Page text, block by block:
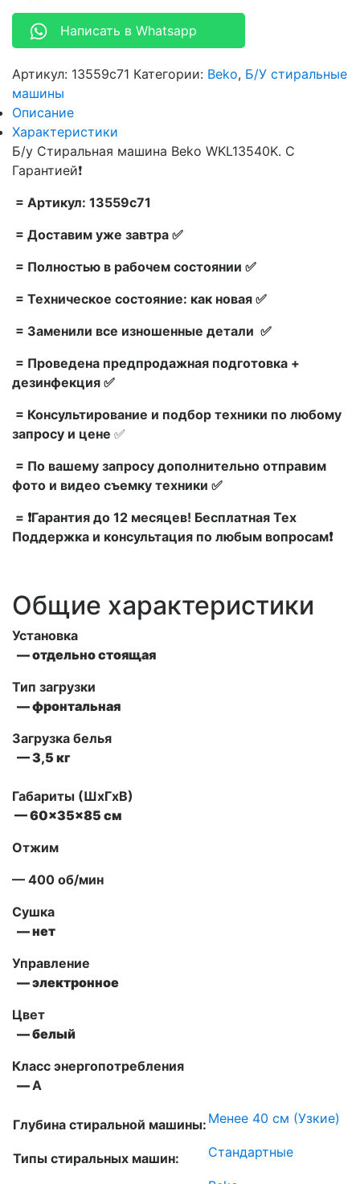
Написать в Whatsapp
Артикул: 13559c71 Категории: Beko, Б/У стиральные
машины
Описание
Характеристики
Б/у Стиральная машина Beko WKL13540K. С
Гарантией❗
= Артикул: 13559c71
= Доставим уже завтра ✅
= Полностью в рабочем состоянии ✅
= Техническое состояние: как новая ✅
= Заменили все изношенные детали ✅
= Проведена предпродажная подготовка +
дезинфекция ✅
= Консультирование и подбор техники по любому
запросу и цене ✅
= По вашему запросу дополнительно отправим
фото и видео съемку техники ✅
= ❗Гарантия до 12 месяцев! Бесплатная Тех
Поддержка и консультация по любым вопросам❗
Общие характеристики
Установка
— отдельно стоящая
Тип загрузки
— фронтальная
Загрузка белья
— 3,5 кг
Габариты (ШxГxВ)
— 60x35x85 см
Отжим
— 400 об/мин
Сушка
— нет
Управление
— электронное
Цвет
— белый
Класс энергопотребления
—А
Глубина стиральной машины: Менее 40 см (Узкие)
Типы стиральных машин: Стандартные